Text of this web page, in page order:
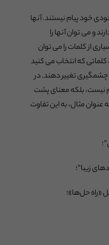
خود پیام نیستند. آنها
و می توان آنها را
از کلمات را می توان
کلماتی که انتخاب می کنید
چشمگیری تغییر دهند. در
نیست، بلکه معنای پشت
مثال، به این تفاوت
زیبا”؛
«راه حل‌ها»؛